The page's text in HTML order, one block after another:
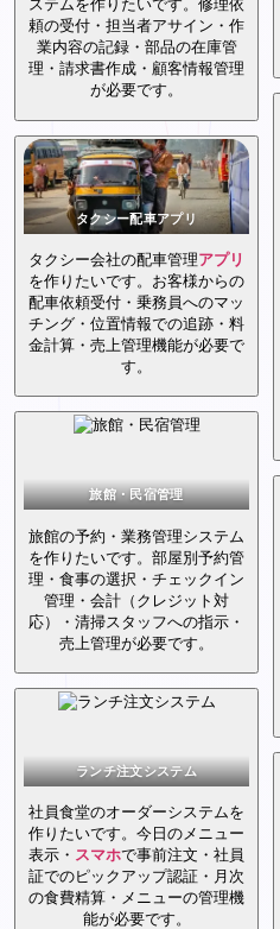
ステムを作りたいです。修理依
頼の受付・担当者アサイン・作
業内容の記録・部品の在庫管
理・請求書作成・顧客情報管理
が必要です。
タクシー配車アプリ
タクシー会社の配車管理アプリ
を作りたいです。お客様からの
配車依頼受付・乗務員へのマッ
チング・位置情報での追跡・料
金計算・売上管理機能が必要で
す。
旅館・民宿管理
旅館の予約・業務管理システム
を作りたいです。部屋別予約管
理・食事の選択・チェックイン
管理・会計（クレジット対
応）・清掃スタッフへの指示・
売上管理が必要です。
ランチ注文システム
社員食堂のオーダーシステムを
作りたいです。今日のメニュー
表示・ スマホで事前注文・社員
証でのピックアップ認証・月次
の食費精算・メニューの管理機
能が必要です。